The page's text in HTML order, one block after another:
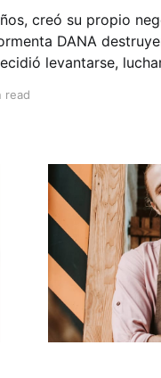
creó su propio
DANA
levantarse,
read